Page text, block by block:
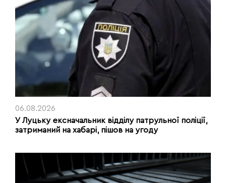
06.08.2026
У Луцьку ексначальник відділу патрульної поліції,
затриманий на хабарі, пішов на угоду